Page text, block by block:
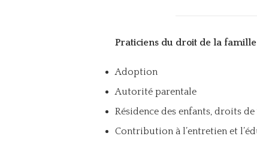
Praticiens du droit de la
Adoption
Autorité parentale
Résidence des enfants, droits
Contribution à l’entretien et